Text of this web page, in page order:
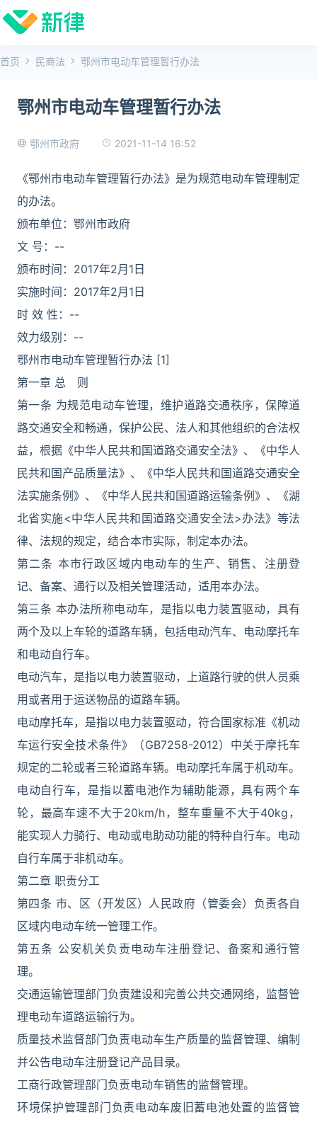
首页 民商法 鄂州市电动车管理暂行办法
鄂州市电动车管理暂行办法
鄂州市政府 2021-11-14 16:52
《鄂州市电动车管理暂行办法》是为规范电动车管理制定
的办法。
颁布单位：鄂州市政府
文 号：--
颁布时间：2017年2月1日
实施时间：2017年2月1日
时 效 性：--
效力级别：--
鄂州市电动车管理暂行办法 [1]
第一章 总 则
第一条 为规范电动车管理，维护道路交通秩序，保障道
路交通安全和畅通，保护公民、法人和其他组织的合法权
益，根据《中华人民共和国道路交通安全法》、《中华人
民共和国产品质量法》、《中华人民共和国道路交通安全
法实施条例》、《中华人民共和国道路运输条例》、《湖
北省实施<中华人民共和国道路交通安全法>办法》等法
律、法规的规定，结合本市实际，制定本办法。
第二条 本市行政区域内电动车的生产、销售、注册登
记、备案、通行以及相关管理活动，适用本办法。
第三条 本办法所称电动车，是指以电力装置驱动，具有
两个及以上车轮的道路车辆，包括电动汽车、电动摩托车
和电动自行车。
电动汽车，是指以电力装置驱动，上道路行驶的供人员乘
用或者用于运送物品的道路车辆。
电动摩托车，是指以电力装置驱动，符合国家标准《机动
车运行安全技术条件》（GB7258-2012）中关于摩托车
规定的二轮或者三轮道路车辆。电动摩托车属于机动车。
电动自行车，是指以蓄电池作为辅助能源，具有两个车
轮，最高车速不大于20km/h，整车重量不大于40kg，
能实现人力骑行、电动或电助动功能的特种自行车。电动
自行车属于非机动车。
第二章 职责分工
第四条 市、区（开发区）人民政府（管委会）负责各自
区域内电动车统一管理工作。
第五条 公安机关负责电动车注册登记、备案和通行管
理。
交通运输管理部门负责建设和完善公共交通网络，监督管
理电动车道路运输行为。
质量技术监督部门负责电动车生产质量的监督管理、编制
并公告电动车注册登记产品目录。
工商行政管理部门负责电动车销售的监督管理。
环境保护管理部门负责电动车废旧蓄电池处置的监督管